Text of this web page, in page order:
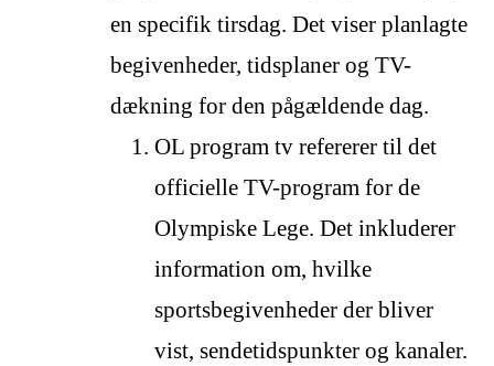
en specifik tirsdag. Det viser planlagte
begivenheder, tidsplaner og TV-
dækning for den pågældende dag.
OL program tv refererer til det
officielle TV-program for de
Olympiske Lege. Det inkluderer
information om, hvilke
sportsbegivenheder der bliver
vist, sendetidspunkter og kanaler.